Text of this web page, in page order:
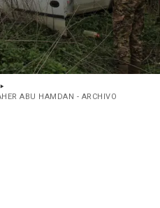
ABU HAMDAN - ARCHIVO